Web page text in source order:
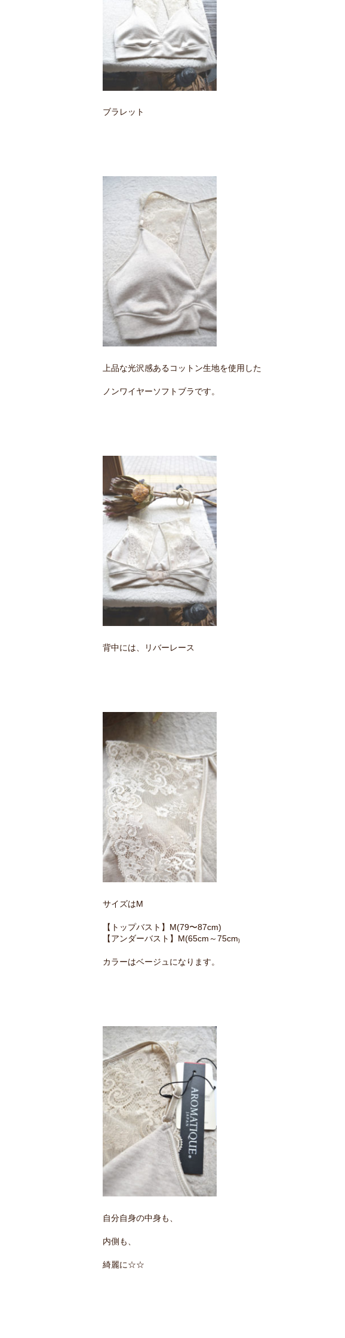
ブラレット
上品な光沢感あるコットン生地を使用した
ノンワイヤーソフトブラです。
背中には、リバーレース
サイズはM
【トップバスト】M(79〜87cm)
【アンダーバスト】M(65cm～75cm₎
カラーはベージュになります。
自分自身の中身も、
内側も、
綺麗に☆☆